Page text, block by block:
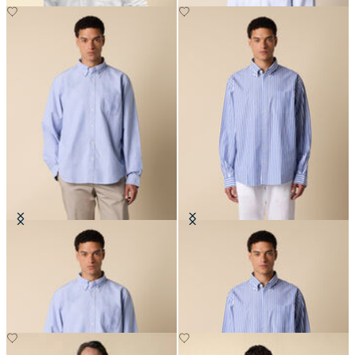
Chemise Friday Regular Fit en
Oxford avec col Button Down
Chemise Friday Regular Fit en
PopeLine avec col Button Down